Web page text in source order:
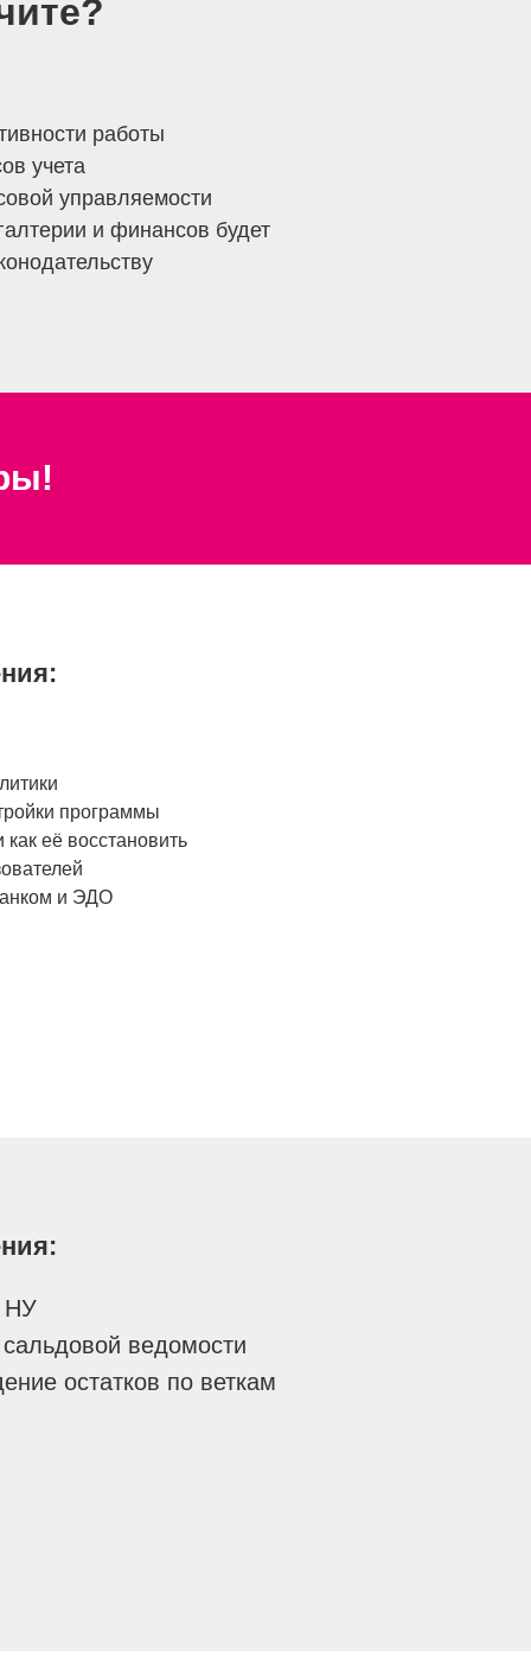
работы
учета
управляемости
и финансов будет
программы
как её восстановить
и ЭДО
НУ
ведомости
остатков по веткам